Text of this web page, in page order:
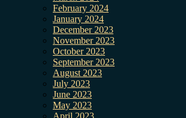
February 2024
January 2024
December 2023
November 2023
October 2023
September 2023
August 2023
July 2023
June 2023
May 2023